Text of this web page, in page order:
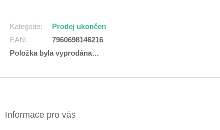
Kategorie:
Prodej ukončen
EAN:
7960698146216
Položka byla vyprodána…
Informace pro vás